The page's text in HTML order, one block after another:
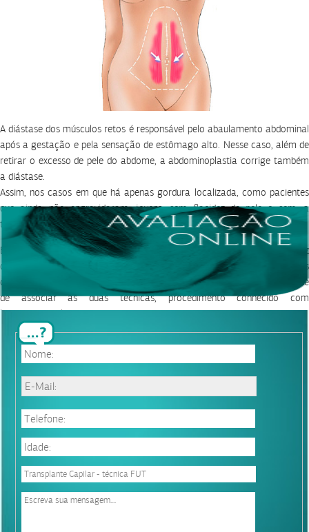
A diástase dos músculos retos é responsável pelo abaulamento abdominal
após a gestação e pela sensação de estômago alto. Nesse caso, além de
retirar o excesso de pele do abdome, a abdominoplastia corrige também
a diástase.
Assim, nos casos em que há apenas gordura localizada, como pacientes
que ainda não engravidaram, jovens, sem flacidez de pele e sem, a
técnica de cirurgia plástica mais apropriada é a lipoaspiração.
Existem ainda casos de pacientes que desejam, além de corrigir a flacidez
de pele e a diástase de músculos retos , remover a gordura localizada das
costas, culote ou mesmo nos flancos. Nesses casos existe a possibilidade
de associar as duas técnicas, procedimento conhecido com
lipoabdominoplastia.
Portanto, a escolha da técnica deve ser feita após o exame clínico
adequado por um cirurgião plástico para que obtenha um diagnóstico